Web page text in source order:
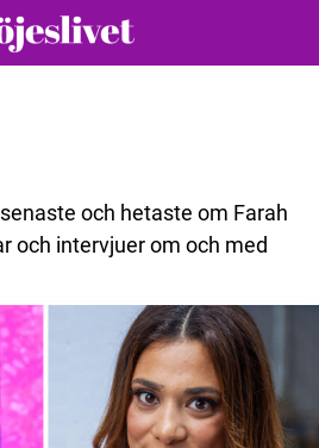
och hetaste om Farah
och intervjuer om och med